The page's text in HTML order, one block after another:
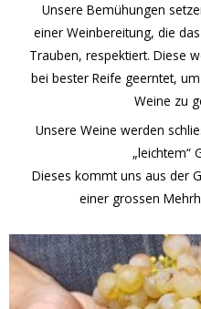
Unsere Bemühungen
einer Weinbereitung, die
Trauben, respektiert. Diese
bei bester Reife geerntet,
Weine zu
Unsere Weine werden
„leichtem“
Dieses kommt uns aus der
einer grossen